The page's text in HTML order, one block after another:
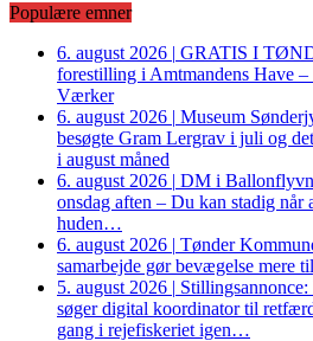
Populære emner
6. august 2026 | GRATIS I
forestilling i Amtmandens Have –
Værker
6. august 2026 | Museum
besøgte Gram Lergrav i juli og
i august måned
6. august 2026 | DM i
onsdag aften – Du kan stadig når
huden…
6. august 2026 | Tønder
samarbejde gør bevægelse mere
5. august 2026 |
søger digital koordinator til
gang i rejefiskeriet igen…